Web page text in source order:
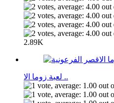
2.89K
لعبة زوما الا ..